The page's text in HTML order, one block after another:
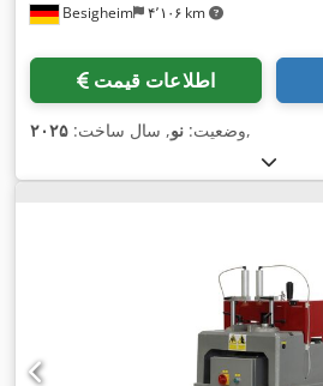
Besigheim ۴٬۱۰۶ km
اطلاعات قیمت
وضعیت: نو, سال ساخت: ۲۰۲۵ ,